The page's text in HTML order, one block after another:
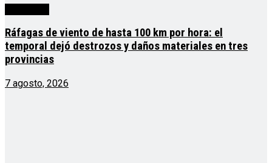
Ráfagas de viento de hasta 100 km por hora: el
temporal dejó destrozos y daños materiales en tres
provincias
7 agosto, 2026